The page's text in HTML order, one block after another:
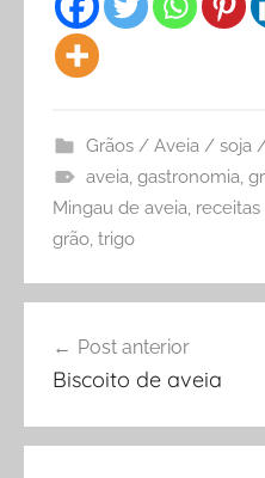
Grãos / Aveia / soja
aveia gastronomia
Mingau de aveia
grão trigo
de
Post anterior
Biscoito de aveia